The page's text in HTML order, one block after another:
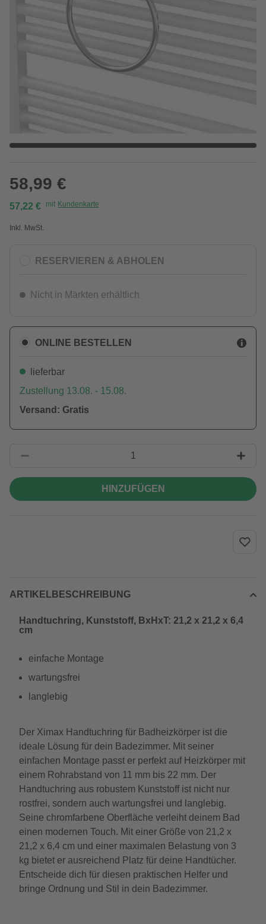
58,99 €
57,22 € mit Kundenkarte
Inkl. MwSt.
RESERVIEREN & ABHOLEN
Nicht in Märkten erhältlich
ONLINE BESTELLEN
lieferbar
Zustellung 13.08. - 15.08.
Versand: Gratis
HINZUFÜGEN
ARTIKELBESCHREIBUNG
Handtuchring, Kunststoff, BxHxT: 21,2 x 21,2 x 6,4
cm
einfache Montage
wartungsfrei
langlebig
Der Ximax Handtuchring für Badheizkörper ist die
ideale Lösung für dein Badezimmer. Mit seiner
einfachen Montage passt er perfekt auf Heizkörper mit
einem Rohrabstand von 11 mm bis 22 mm. Der
Handtuchring aus robustem Kunststoff ist nicht nur
rostfrei, sondern auch wartungsfrei und langlebig.
Seine chromfarbene Oberfläche verleiht deinem Bad
einen modernen Touch. Mit einer Größe von 21,2 x
21,2 x 6,4 cm und einer maximalen Belastung von 3
kg bietet er ausreichend Platz für deine Handtücher.
Entscheide dich für diesen praktischen Helfer und
bringe Ordnung und Stil in dein Badezimmer.